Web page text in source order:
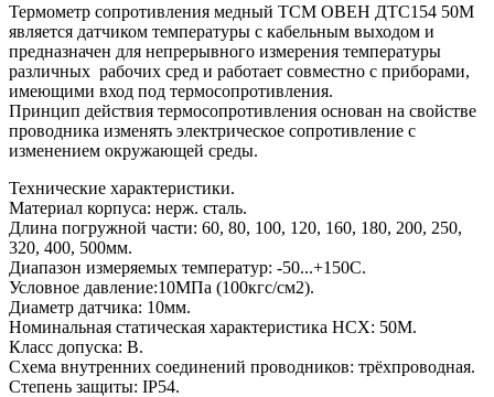
Термометр сопротивления медный ТСМ ОВЕН ДТС154 50М
является датчиком температуры с кабельным выходом и
предназначен для непрерывного измерения температуры
различных рабочих сред и работает совместно с приборами,
имеющими вход под термосопротивления.
Принцип действия термосопротивления основан на свойстве
проводника изменять электрическое сопротивление с
изменением окружающей среды.
Технические характеристики.
Материал корпуса: нерж. сталь.
Длина погружной части: 60, 80, 100, 120, 160, 180, 200, 250,
320, 400, 500мм.
Диапазон измеряемых температур: -50...+150С.
Условное давление:10МПа (100кгс/см2).
Диаметр датчика: 10мм.
Номинальная статическая характеристика НСХ: 50М.
Класс допуска: В.
Схема внутренних соединений проводников: трёхпроводная.
Степень защиты: IP54.